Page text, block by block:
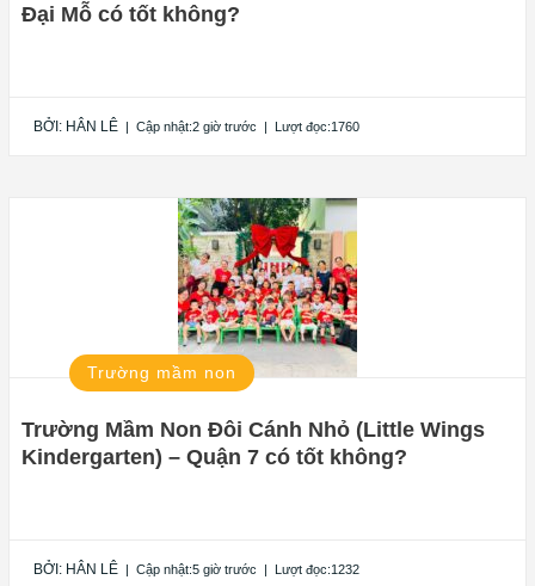
Đại Mỗ có tốt không?
BỞI: HÂN LÊ | Cập nhật:2 giờ trước | Lượt đọc:1760
Trường mầm non
Trường Mầm Non Đôi Cánh Nhỏ (Little Wings
Kindergarten) – Quận 7 có tốt không?
BỞI: HÂN LÊ | Cập nhật:5 giờ trước | Lượt đọc:1232